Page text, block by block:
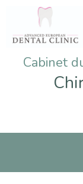
Cabinet